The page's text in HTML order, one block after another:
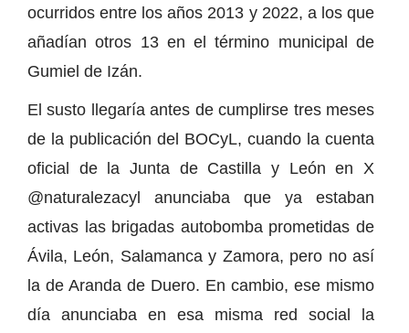
ocurridos entre los años 2013 y 2022, a los que
añadían otros 13 en el término municipal de
Gumiel de Izán.
El susto llegaría antes de cumplirse tres meses
de la publicación del BOCyL, cuando la cuenta
oficial de la Junta de Castilla y León en X
@naturalezacyl anunciaba que ya estaban
activas las brigadas autobomba prometidas de
Ávila, León, Salamanca y Zamora, pero no así
la de Aranda de Duero. En cambio, ese mismo
día anunciaba en esa misma red social la